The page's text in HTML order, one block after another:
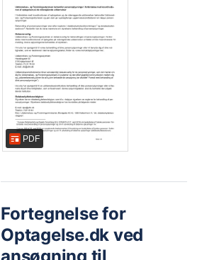
PDF
Fortegnelse for
Optagelse.dk ved